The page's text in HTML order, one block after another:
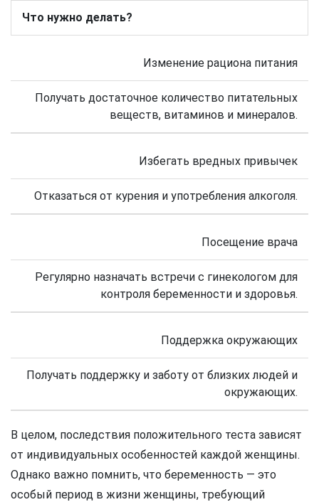
Что нужно делать?
Изменение рациона питания
Получать достаточное количество питательных
веществ, витаминов и минералов.
Избегать вредных привычек
Отказаться от курения и употребления алкоголя.
Посещение врача
Регулярно назначать встречи с гинекологом для
контроля беременности и здоровья.
Поддержка окружающих
Получать поддержку и заботу от близких людей и
окружающих.
В целом, последствия положительного теста зависят
от индивидуальных особенностей каждой женщины.
Однако важно помнить, что беременность — это
особый период в жизни женщины, требующий